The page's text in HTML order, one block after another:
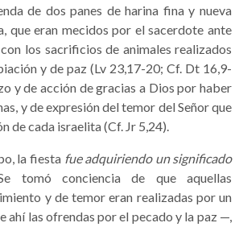
de dos panes de harina fina y nueva
que eran mecidos por el sacerdote ante
los sacrificios de animales realizados
y de paz (Lv 23,17-20; Cf. Dt 16,9-
y de acción de gracias a Dios por haber
y de expresión del temor del Señor que
de cada israelita (Cf. Jr 5,24).
la fiesta fue adquiriendo un significado
tomó conciencia de que aquellas
y de temor eran realizadas por un
las ofrendas por el pecado y la paz —,